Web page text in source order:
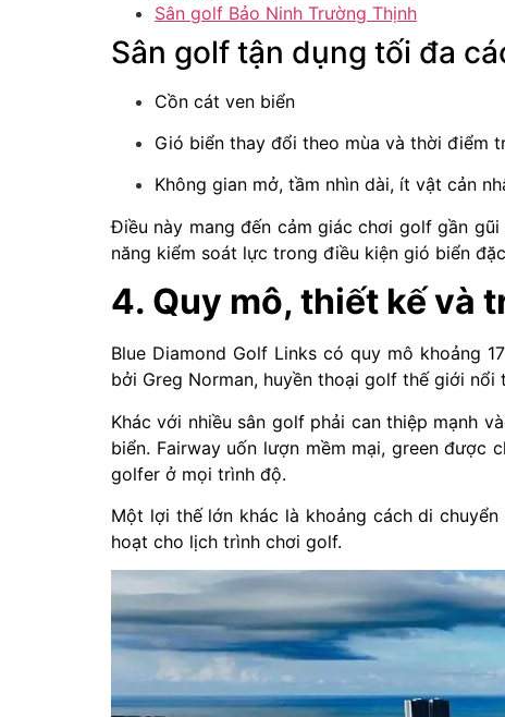
Sân golf Bảo Ninh Trường Thịnh
Sân golf tận dụng tối đa
Cồn cát ven biển
Gió biển thay đổi theo mùa và thời điểm
Không gian mở, tầm nhìn dài, ít vật cản
Điều này mang đến cảm giác chơi golf gần
năng kiểm soát lực trong điều kiện gió biển
4. Quy mô, thiết kế và
Blue Diamond Golf Links có quy mô khoảng
bởi Greg Norman, huyền thoại golf thế giới nổi
Khác với nhiều sân golf phải can thiệp mạnh
biển. Fairway uốn lượn mềm mại, green
golfer ở mọi trình độ.
Một lợi thế lớn khác là khoảng cách di
hoạt cho lịch trình chơi golf.